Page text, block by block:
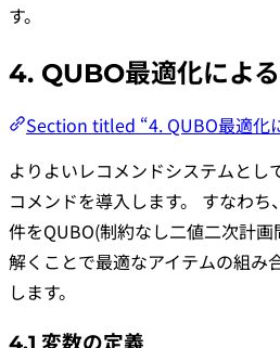
す。
4. QUBO最適化によ
Section titled “4. QUBO最適化
よりよいレコメンドシステムとし
コメンドを導入します。 すなわ
件をQUBO(制約なし二値二次計
解くことで最適なアイテムの組み
します。